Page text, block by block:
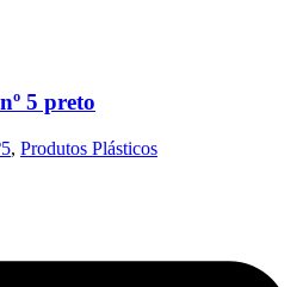
5 preto
, Produtos Plásticos